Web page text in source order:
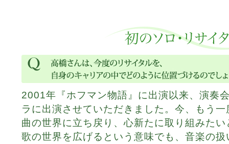
2001年『ホフマン物語』に出演以来、演奏
ラに出演させていただきました。今、もう
曲の世界に立ち戻り、心新たに取り組みた
歌の世界を広げるという意味でも、音楽の